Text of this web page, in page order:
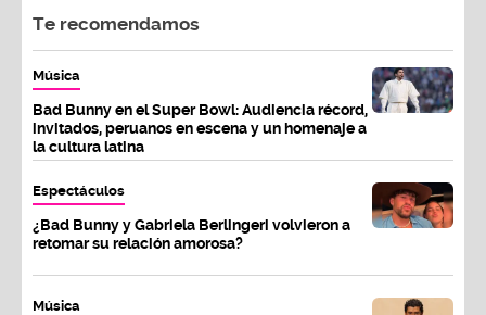
Te recomendamos
Música
Bad Bunny en el Super Bowl: Audiencia récord,
invitados, peruanos en escena y un homenaje a
la cultura latina
Espectáculos
¿Bad Bunny y Gabriela Berlingeri volvieron a
retomar su relación amorosa?
Música